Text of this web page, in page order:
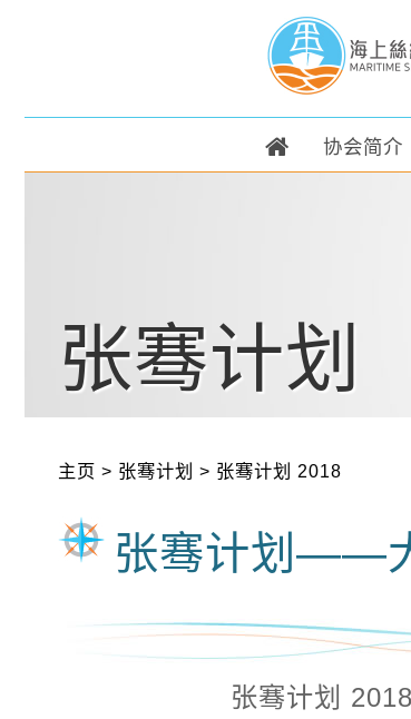
协会简介
张骞计划
主页 > 张骞计划 > 张骞计划 2018
张骞计划——
张骞计划 2018